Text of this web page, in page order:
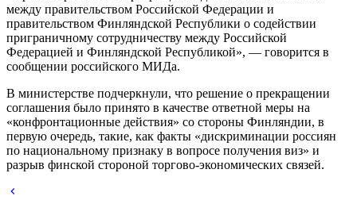
между правительством Российской Федерации и
правительством Финляндской Республики о содействии
приграничному сотрудничеству между Российской
Федерацией и Финляндской Республикой», — говорится в
сообщении российского МИДа.
В министерстве подчеркнули, что решение о прекращении
соглашения было принято в качестве ответной меры на
«конфронтационные действия» со стороны Финляндии, в
первую очередь, такие, как факты «дискриминации россиян
по национальному признаку в вопросе получения виз» и
разрыв финской стороной торгово-экономических связей.